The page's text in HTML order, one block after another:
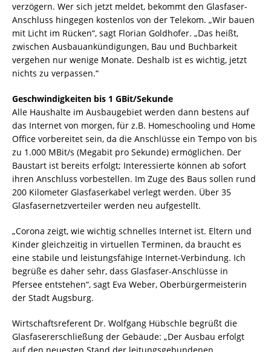
verzögern. Wer sich jetzt meldet, bekommt den Glasfaser-
Anschluss hingegen kostenlos von der Telekom. „Wir bauen
mit Licht im Rücken“, sagt Florian Goldhofer. „Das heißt,
zwischen Ausbauankündigungen, Bau und Buchbarkeit
vergehen nur wenige Monate. Deshalb ist es wichtig, jetzt
nichts zu verpassen.“
Geschwindigkeiten bis 1 GBit/Sekunde
Alle Haushalte im Ausbaugebiet werden dann bestens auf
das Internet von morgen, für z.B. Homeschooling und Home
Office vorbereitet sein, da die Anschlüsse ein Tempo von bis
zu 1.000 MBit/s (Megabit pro Sekunde) ermöglichen. Der
Baustart ist bereits erfolgt; Interessierte können ab sofort
ihren Anschluss vorbestellen. Im Zuge des Baus sollen rund
200 Kilometer Glasfaserkabel verlegt werden. Über 35
Glasfasernetzverteiler werden neu aufgestellt.
„Corona zeigt, wie wichtig schnelles Internet ist. Eltern und
Kinder gleichzeitig in virtuellen Terminen, da braucht es
eine stabile und leistungsfähige Internet-Verbindung. Ich
begrüße es daher sehr, dass Glasfaser-Anschlüsse in
Pfersee entstehen“, sagt Eva Weber, Oberbürgermeisterin
der Stadt Augsburg.
Wirtschaftsreferent Dr. Wolfgang Hübschle begrüßt die
Glasfasererschließung der Gebäude: „Der Ausbau erfolgt